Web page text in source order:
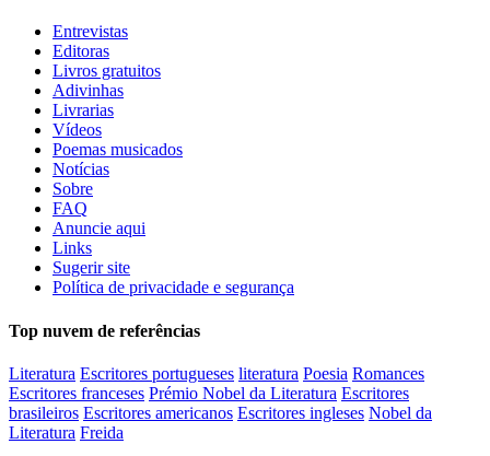
Entrevistas
Editoras
Livros gratuitos
Adivinhas
Livrarias
Vídeos
Poemas musicados
Notícias
Sobre
FAQ
Anuncie aqui
Links
Sugerir site
Política de privacidade e segurança
Top nuvem de referências
Literatura Escritores portugueses literatura Poesia Romances
Escritores franceses Prémio Nobel da Literatura Escritores
brasileiros Escritores americanos Escritores ingleses Nobel da
Literatura Freida